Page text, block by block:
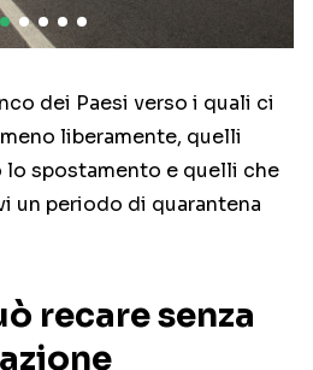
dei Paesi verso i quali ci
liberamente, quelli
spostamento e quelli che
un periodo di quarantena
recare senza